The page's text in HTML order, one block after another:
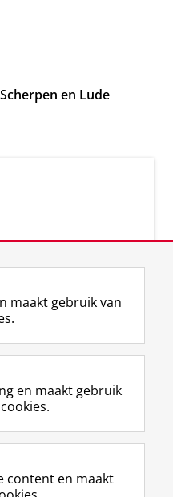
en Lude
F
a
e
b
o
p
a
L
i
k
e
I
-
p
R
S
-
f
e
R
I
n
t
r
m
Y
o
T
e
k
maakt gebruik van
en maakt gebruik
content en maakt